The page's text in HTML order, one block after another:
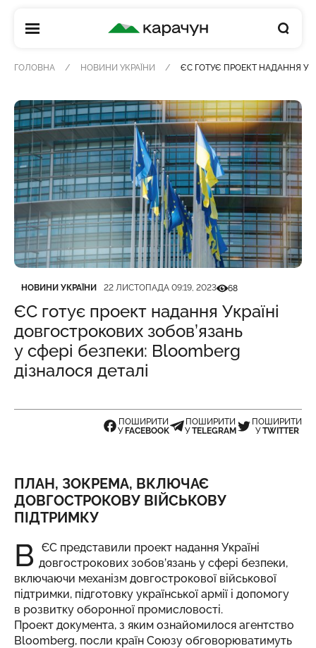
КАРАЧУН
ГОЛОВНА НОВИНИ УКРАЇНИ ЄС ГОТУЄ ПРОЕКТ НАДАННЯ
Категорія
НОВИНИ УКРАЇНИ
Дата публікації 22 ЛИСТОПАДА 09:19, 2023Кількість переглядів
68
ЄС готує проект надання Україні
довгострокових зобов’язань
у сфері безпеки: Bloomberg
дізналося деталі
ПОШИРИТИ
У FACEBOOK
ПОШИРИТИ
УTELEGRAM
ПОШИРИТИ
УTWITTER
ПЛАН, ЗОКРЕМА, ВКЛЮЧАЄ
ДОВГОСТРОКОВУ ВІЙСЬКОВУ
ПІДТРИМКУ
В
ЄС представили проект надання Україні
довгострокових зобов’язань у сфері безпеки,
включаючи механізм довгострокової військової
підтримки, підготовку української армії і допомогу
в розвитку оборонної промисловості.
Проект документа, з яким ознайомилося агентство
Bloomberg, посли країн Союзу обговорюватимуть